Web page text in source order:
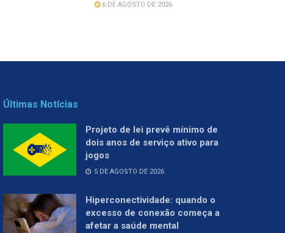
6 DE AGOSTO DE 2026
Últimas Notícias
Projeto de lei prevê mínimo de
dois anos de serviço ativo para
jogos
5 DE AGOSTO DE 2026
Hiperconectividade: quando o
excesso de conexão começa a
afetar a saúde mental